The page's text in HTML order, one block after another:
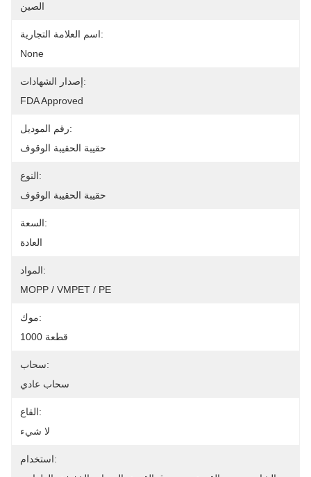
الصين
اسم العلامة التجارية:
None
إصدار الشهادات:
FDA Approved
رقم الموديل:
حقيبة الحقيبة الوقوف
النوع:
حقيبة الحقيبة الوقوف
السعة:
العادة
المواد:
MOPP / VMPET / PE
موك:
1000 قطعة
سحاب:
سحاب عادي
القاع:
لا شيء
استخدام: